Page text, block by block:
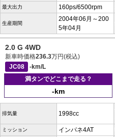
最大出力 160ps/6500rpm
生産期間
2004年06月～200
5年04月
2.0 G 4WD
新車時価格236.3万円(税込)
JC08
-km/L
満タンでどこまで走る？
-km
排気量 1998cc
ミッション インパネ4AT